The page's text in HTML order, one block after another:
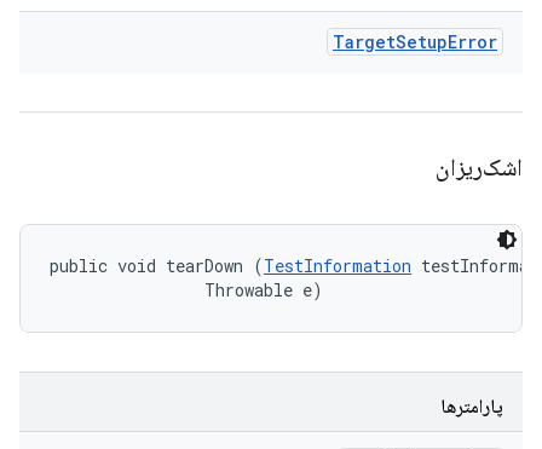
TargetSetupError
اشک‌ریزان
public void tearDown (TestInformation
                Throwable e)
پارامترها